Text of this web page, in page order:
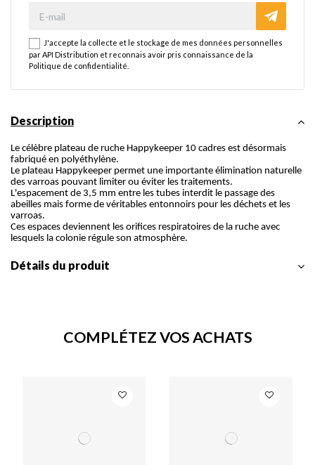
J'accepte la collecte et le stockage de mes données personnelles
par API Distribution et reconnais avoir pris connaissance de la
Politique de confidentialité
Description
Le célèbre plateau de ruche Happykeeper 10 cadres est désormais
fabriqué en polyéthylène.
Le plateau Happykeeper permet une importante élimination naturelle
des varroas pouvant limiter ou éviter les traitements.
L'espacement de 3,5 mm entre les tubes interdit le passage des
abeilles mais forme de véritables entonnoirs pour les déchets et les
varroas.
Ces espaces deviennent les orifices respiratoires de la ruche avec
lesquels la colonie régule son atmosphère.
Détails du produit
COMPLÉTEZ VOS ACHATS